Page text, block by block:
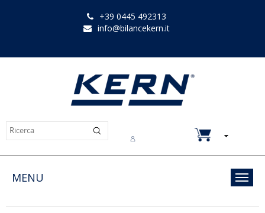
+39 0445 492313
info@bilancekern.it
MENU